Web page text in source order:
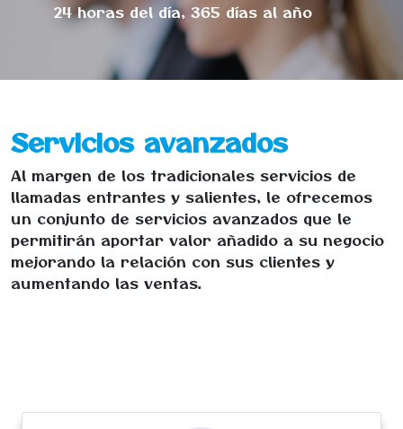
24 horas del día, 365 días al año
Servicios avanzados
Al margen de los tradicionales servicios de
llamadas entrantes y salientes, le ofrecemos
un conjunto de servicios avanzados que le
permitirán aportar valor añadido a su negocio
mejorando la relación con sus clientes y
aumentando las ventas.